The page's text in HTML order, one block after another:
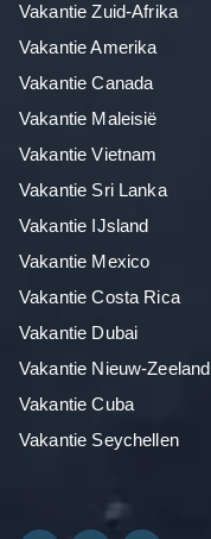
Vakantie Zuid-Afrika
Vakantie Amerika
Vakantie Canada
Vakantie Maleisië
Vakantie Vietnam
Vakantie Sri Lanka
Vakantie IJsland
Vakantie Mexico
Vakantie Costa Rica
Vakantie Dubai
Vakantie Nieuw-Zeeland
Vakantie Cuba
Vakantie Seychellen